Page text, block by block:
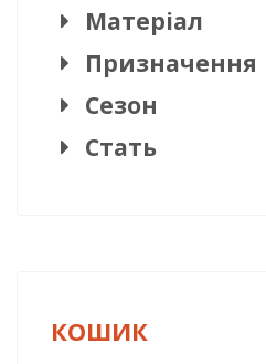
Матеріал
Призначення
Сезон
Стать
КОШИК